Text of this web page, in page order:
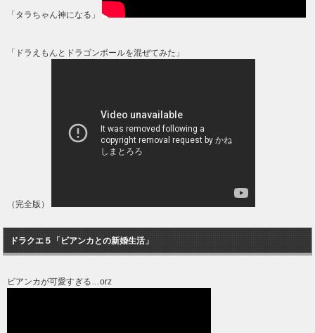
「タラちゃん神になる」
「ドラえもんとドラゴンボールを混ぜてみた」
（完全版）
ドラクエ５「ビアンカとの新婚生活」
ビアンカが可愛すぎる…orz